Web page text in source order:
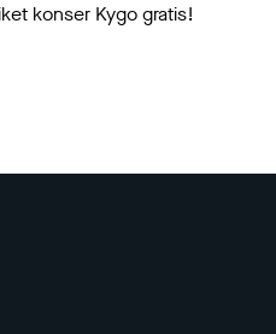
konser Kygo gratis!